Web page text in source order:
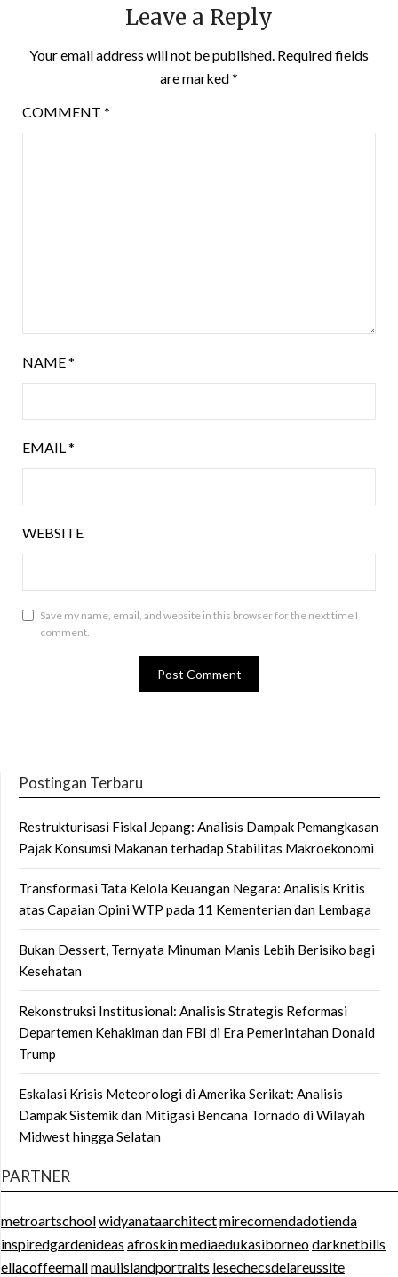
Leave a Reply
Your email address will not be published. Required fields
are marked*
COMMENT *
NAME*
EMAIL*
WEBSITE
Save my name, email, and website in this browser for the next time I
comment.
Postingan Terbaru
Restrukturisasi Fiskal Jepang: Analisis Dampak Pemangkasan
Pajak Konsumsi Makanan terhadap Stabilitas Makroekonomi
Transformasi Tata Kelola Keuangan Negara: Analisis Kritis
atas Capaian Opini WTP pada 11 Kementerian dan Lembaga
Bukan Dessert, Ternyata Minuman Manis Lebih Berisiko bagi
Kesehatan
Rekonstruksi Institusional: Analisis Strategis Reformasi
Departemen Kehakiman dan FBI di Era Pemerintahan Donald
Trump
Eskalasi Krisis Meteorologi di Amerika Serikat: Analisis
Dampak Sistemik dan Mitigasi Bencana Tornado di Wilayah
Midwest hingga Selatan
PARTNER
metroartschoolwidyanataarchitectmirecomendadotienda
inspiredgardenideas afroskinmediaedukasiborneodarknetbills
ellacoffeemallmauiislandportraits lesechecsdelareussite